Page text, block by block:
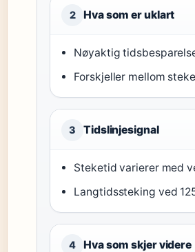
2 Hva som er uklart
Nøyaktig
Forskjeller mellom
3 Tidslinjesignal
Steketid varierer med
Langtidssteking ved
4 Hva som skjer videre